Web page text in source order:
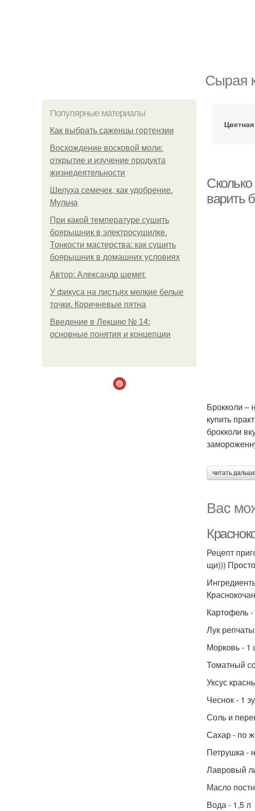
Сырая
Популярные материалы
Как выбрать саженцы гортензии
Восхождение восковой моли:
открытие и изучение продукта
жизнедеятельности
Шелуха семечек, как удобрение.
Мульча
При какой температуре сушить
боярышник в электросушилке.
Тонкости мастерства: как сушить
боярышник в домашних условиях
Автор: Александр шемет.
У фикуса на листьях мелкие белые
точки. Коричневые пятна
Введение в Лекцию № 14:
основные понятия и концепции
варить
Брокколи –
купить
брокколи
читать
Вас
Рецепт
щи)))
Картофель -
Лук
Морковь - 1
Томатный
Уксус
Чеснок - 1
Соль и
Сахар - по
Петрушка -
Лавровый
Масло
Вода - 1,5 л